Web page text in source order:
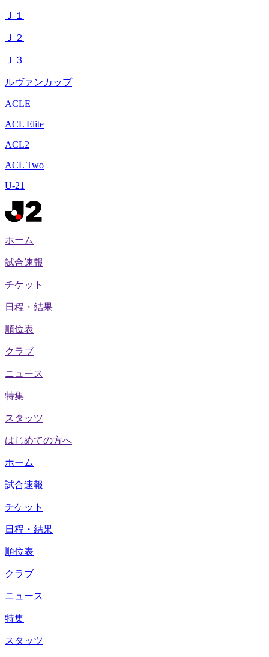
Ｊ１
Ｊ２
Ｊ３
ルヴァンカップ
ACLE
ACL Elite
ACL2
ACL Two
U-21
ホーム
試合速報
チケット
日程・結果
順位表
クラブ
ニュース
特集
スタッツ
はじめての方へ
ホーム
試合速報
チケット
日程・結果
順位表
クラブ
ニュース
特集
スタッツ